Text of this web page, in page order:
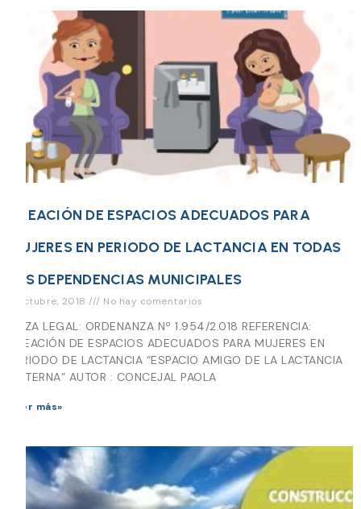
CREACIÓN DE ESPACIOS ADECUADOS PARA
MUJERES EN PERIODO DE LACTANCIA EN TODAS
LAS DEPENDENCIAS MUNICIPALES
3 octubre, 2018 No hay comentarios
PIEZA LEGAL: ORDENANZA Nº 1.954/2.018 REFERENCIA:
CREACIÓN DE ESPACIOS ADECUADOS PARA MUJERES EN
PERIODO DE LACTANCIA “ESPACIO AMIGO DE LA LACTANCIA
MATERNA” AUTOR : CONCEJAL PAOLA
Leer más»